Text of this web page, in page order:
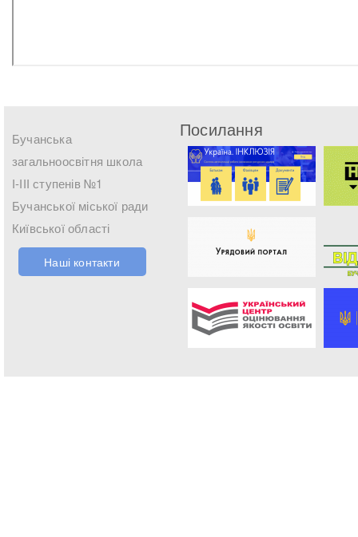
Бучанська
загальноосвітня школа
І-ІІІ ступенів №1
Бучанської міської ради
Київської області
Наші контакти
Посилання